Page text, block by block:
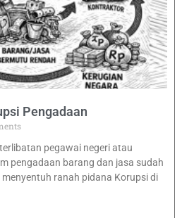
Pengadaan
pegawai negeri atau
pengadaan barang dan jasa sudah
ranah pidana Korupsi di